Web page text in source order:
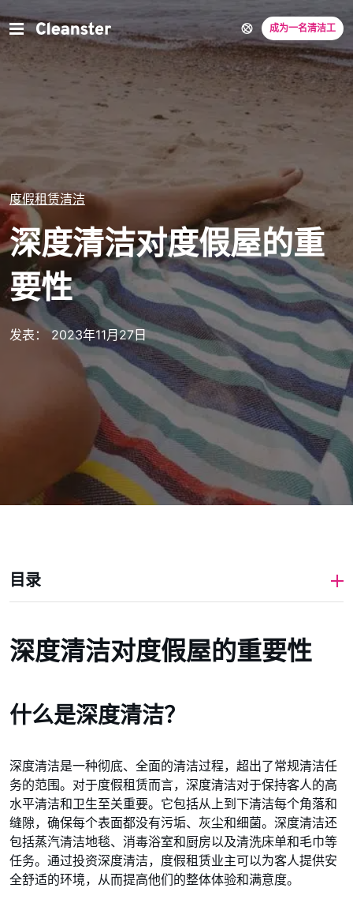
成为一名清洁工
度假租赁清洁
深度清洁对度假屋的重
要性
发表： 2023年11月27日
目录
深度清洁对度假屋的重要性
什么是深度清洁？
深度清洁是一种彻底、全面的清洁过程，超出了常规清洁任
务的范围。对于度假租赁而言，深度清洁对于保持客人的高
水平清洁和卫生至关重要。它包括从上到下清洁每个角落和
缝隙，确保每个表面都没有污垢、灰尘和细菌。深度清洁还
包括蒸汽清洁地毯、消毒浴室和厨房以及清洗床单和毛巾等
任务。通过投资深度清洁，度假租赁业主可以为客人提供安
全舒适的环境，从而提高他们的整体体验和满意度。